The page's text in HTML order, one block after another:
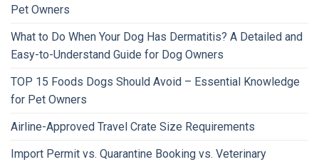
Pet Owners
What to Do When Your Dog Has Dermatitis? A Detailed and
Easy-to-Understand Guide for Dog Owners
TOP 15 Foods Dogs Should Avoid – Essential Knowledge
for Pet Owners
Airline-Approved Travel Crate Size Requirements
Import Permit vs. Quarantine Booking vs. Veterinary